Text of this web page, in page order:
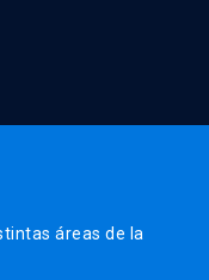
áreas de la